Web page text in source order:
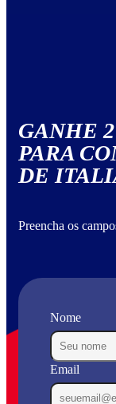
GANHE
PARA
DE
Preencha os
Nome
Email